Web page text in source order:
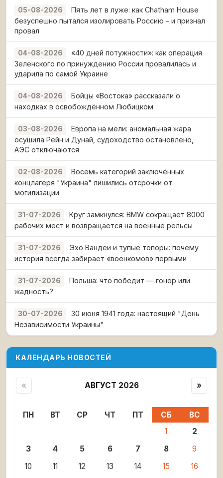
05-08-2026
Пять лет в луже: как Chatham House
безуспешно пытался изолировать Россию - и признал
провал
04-08-2026
«40 дней потужности»: как операция
Зеленского по принуждению России провалилась и
ударила по самой Украине
04-08-2026
Бойцы «Востока» рассказали о
находках в освобождённом Любицком
03-08-2026
Европа на мели: аномальная жара
осушила Рейн и Дунай, судоходство остановлено,
АЭС отключаются
02-08-2026
Восемь категорий заключённых
концлагеря "Украина" лишились отсрочки от
могилизации
31-07-2026
Круг замкнулся: BMW сокращает 8000
рабочих мест и возвращается на военные рельсы
31-07-2026
Эхо Вандеи и тупые топоры: почему
история всегда забирает «военкомов» первыми
31-07-2026
Польша: что победит — гонор или
жадность?
30-07-2026
30 июня 1941 года: настоящий "День
Независимости Украины"
КАЛЕНДАРЬ НОВОСТЕЙ
« АВГУСТ 2026 »
ПН ВТ СР ЧТ ПТ СБ
ВС
1
2
3
4 5 6 7 8
9
10
11 12 13 14 15
16